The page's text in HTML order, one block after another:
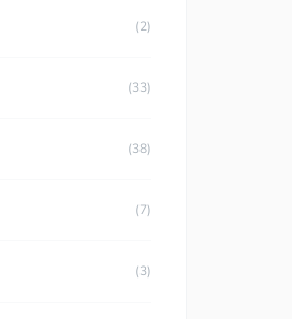
(2)
(33)
(38)
(7)
(3)